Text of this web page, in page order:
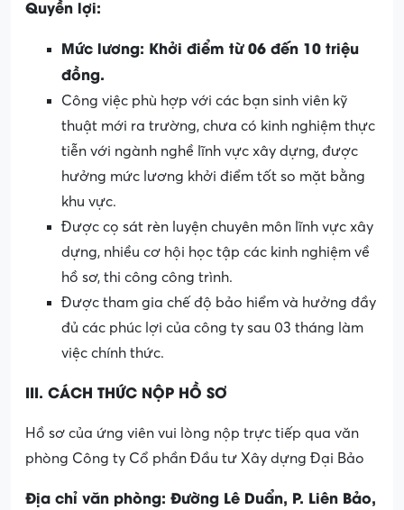
Quyền lợi:
Mức lương: Khởi điểm từ 06 đến 10 triệu
đồng.
Công việc phù hợp với các bạn sinh viên kỹ
thuật mới ra trường, chưa có kinh nghiệm thực
tiễn với ngành nghề lĩnh vực xây dựng, được
hưởng mức lương khởi điểm tốt so mặt bằng
khu vực.
Được cọ sát rèn luyện chuyên môn lĩnh vực xây
dựng, nhiều cơ hội học tập các kinh nghiệm về
hồ sơ, thi công công trình.
Được tham gia chế độ bảo hiểm và hưởng đầy
đủ các phúc lợi của công ty sau 03 tháng làm
việc chính thức.
III. CÁCH THỨC NỘP HỒ SƠ
Hồ sơ của ứng viên vui lòng nộp trực tiếp qua văn
phòng Công ty Cổ phần Đầu tư Xây dựng Đại Bảo
Địa chỉ văn phòng: Đường Lê Duẩn, P. Liên Bảo,